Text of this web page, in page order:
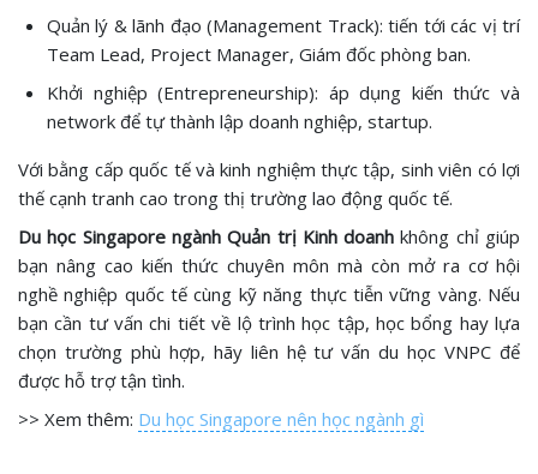
Quản lý & lãnh đạo (Management Track): tiến tới các vị trí
Team Lead, Project Manager, Giám đốc phòng ban.
Khởi nghiệp (Entrepreneurship): áp dụng kiến thức và
network để tự thành lập doanh nghiệp, startup.
Với bằng cấp quốc tế và kinh nghiệm thực tập, sinh viên có lợi
thế cạnh tranh cao trong thị trường lao động quốc tế.
Du học Singapore ngành Quản trị Kinh doanh không chỉ giúp
bạn nâng cao kiến thức chuyên môn mà còn mở ra cơ hội
nghề nghiệp quốc tế cùng kỹ năng thực tiễn vững vàng. Nếu
bạn cần tư vấn chi tiết về lộ trình học tập, học bổng hay lựa
chọn trường phù hợp, hãy liên hệ tư vấn du học VNPC để
được hỗ trợ tận tình.
>> Xem thêm: Du học Singapore nên học ngành gì